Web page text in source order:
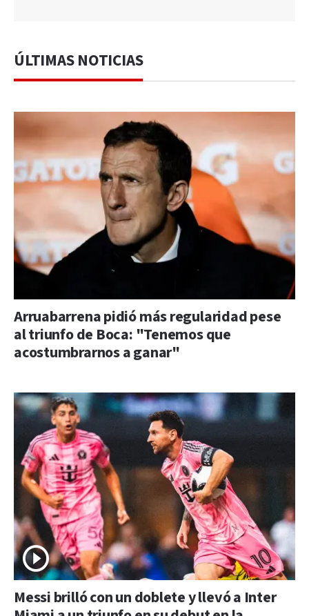
ÚLTIMAS NOTICIAS
Arruabarrena pidió más regularidad pese
al triunfo de Boca: "Tenemos que
acostumbrarnos a ganar"
Messi brilló con un doblete y llevó a Inter